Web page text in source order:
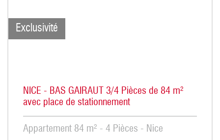
Exclusivité
NICE - BAS GAIRAUT 3/4 Pièces de 84 m²
avec place de stationnement
Appartement 84 m² - 4 Pièces - Nice